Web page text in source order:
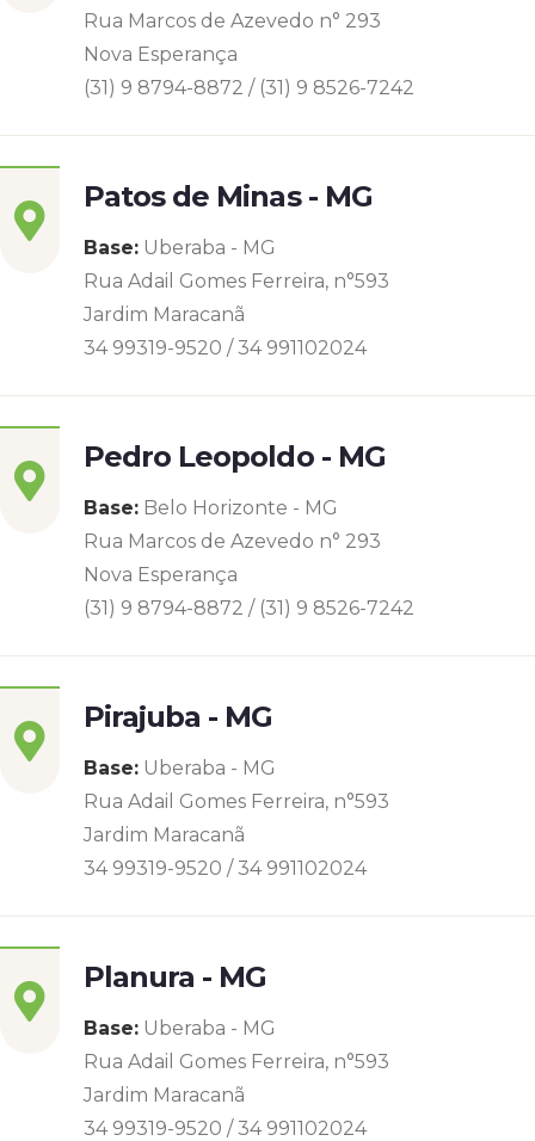
Rua Marcos de Azevedo n° 293
Nova Esperança
(31) 9 8794-8872 / (31) 9 8526-7242
Patos de Minas - MG
Base: Uberaba - MG
Rua Adail Gomes Ferreira, n°593
Jardim Maracanã
34 99319-9520 / 34 991102024
Pedro Leopoldo - MG
Base: Belo Horizonte - MG
Rua Marcos de Azevedo n° 293
Nova Esperança
(31) 9 8794-8872 / (31) 9 8526-7242
Pirajuba - MG
Base: Uberaba - MG
Rua Adail Gomes Ferreira, n°593
Jardim Maracanã
34 99319-9520 / 34 991102024
Planura - MG
Base: Uberaba - MG
Rua Adail Gomes Ferreira, n°593
Jardim Maracanã
34 99319-9520 / 34 991102024